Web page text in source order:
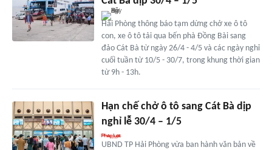
Hải Phòng thông báo tạm dừng chở xe ô tô
con, xe ô tô tải qua bến phà Đồng Bài sang
đảo Cát Bà từ ngày 26/4 - 4/5 và các ngày nghỉ
cuối tuần từ 10/5 - 30/7, trong khung thời gian
từ 9h - 13h.
Hạn chế chở ô tô sang Cát Bà dịp
nghỉ lễ 30/4 – 1/5
UBND TP Hải Phòng vừa ban hành văn bản về